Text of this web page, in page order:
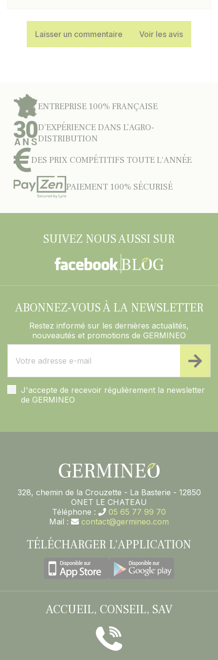
Laisser un commentaire Voir les avis
ENTREPRISE 100% FRANÇAISE
D’EXPÉRIENCE DANS L’AGRO-
DISTRIBUTION
DES PRIX COMPÉTITIFS TOUTE L'ANNÉE
PAIEMENT 100% SÉCURISÉ
SUIVEZ NOUS AUSSI SUR
ABONNEZ-VOUS À LA NEWSLETTER
Restez informé sur les dernières actualités,
nouveautés et promotions de GERMINEO
J'accepte de recevoir régulièrement la newsletter
de GERMINEO
328, chemin de la Crouzette - La Basterie - 12850
ONET LE CHATEAU
Téléphone :
05 65 77 99 70
Mail :
contact@germineo.com
TÉLÉCHARGER L’APPLICATION
ACCUEIL, CONSEIL, SAV